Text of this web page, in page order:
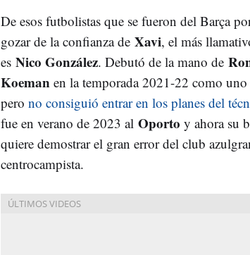
De esos futbolistas que se fueron del Barça
gozar de la confianza de Xavi, el más
es Nico González. Debutó de la mano de
Koeman en la temporada 2021-22 como uno
pero no consiguió entrar en los planes del
fue en verano de 2023 al Oporto y ahora su
quiere demostrar el gran error del club
centrocampista.